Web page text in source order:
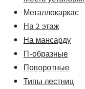
Металлокаркас
На 2 этаж
На мансарду
П-образные
Поворотные
Типы лестниц